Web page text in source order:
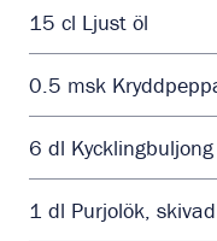
15 cl Ljust öl
0.5 msk
6 dl Kycklingbuljong
1 dl Purjolök, skivad